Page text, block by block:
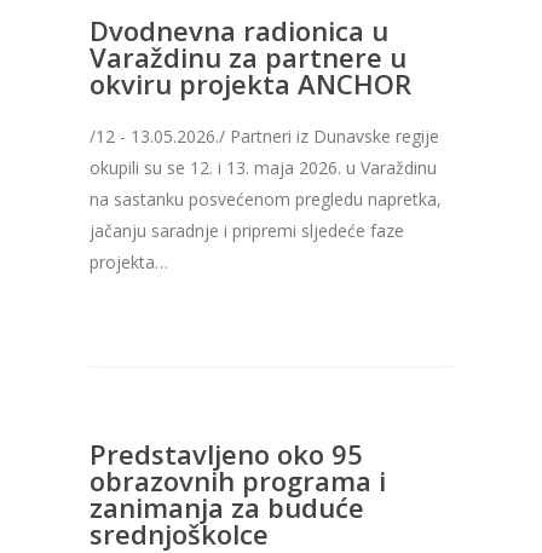
Dvodnevna radionica u
Varaždinu za partnere u
okviru projekta ANCHOR
/12 - 13.05.2026./ Partneri iz Dunavske regije
okupili su se 12. i 13. maja 2026. u Varaždinu
na sastanku posvećenom pregledu napretka,
jačanju saradnje i pripremi sljedeće faze
projekta…
Predstavljeno oko 95
obrazovnih programa i
zanimanja za buduće
srednjoškolce